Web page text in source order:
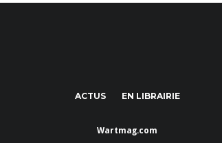
ACTUS EN LIBRAIRIE
Wartmag.com